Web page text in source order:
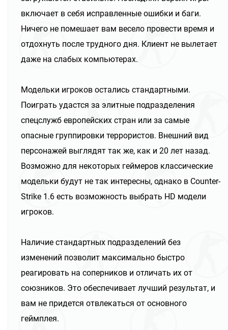
включает в себя исправленные ошибки и баги.
Ничего не помешает вам весело провести время и
отдохнуть после трудного дня. Клиент не вылетает
даже на слабых компьютерах.
Модельки игроков остались стандартными.
Поиграть удастся за элитные подразделения
спецслужб европейских стран или за самые
опасные группировки террористов. Внешний вид
персонажей выглядят так же, как и 20 лет назад.
Возможно для некоторых геймеров классические
модельки будут не так интересны, однако в Counter-
Strike 1.6 есть возможность выбрать HD модели
игроков.
Наличие стандартных подразделений без
изменений позволит максимально быстро
реагировать на соперников и отличать их от
союзников. Это обеспечивает лучший результат, и
вам не придется отвлекаться от основного
геймплея.